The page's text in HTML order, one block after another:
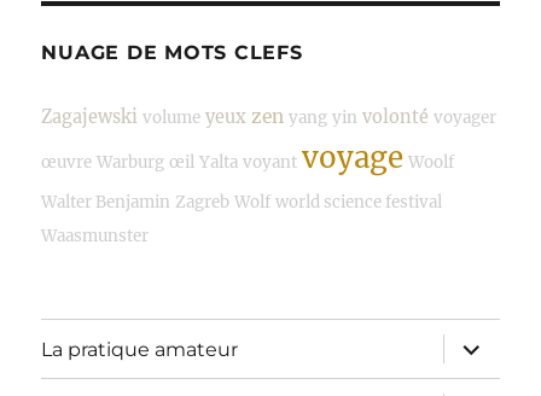
NUAGE DE MOTS CLEFS
Zagajewski volume yeux zen yang yin volonté voyager
œuvre Warburg œil Yalta voyant voyage Woolf
Walter Benjamin Zagreb Wolf world science festival
Waasmunster
La pratique amateur
ouvrir
le
sous-